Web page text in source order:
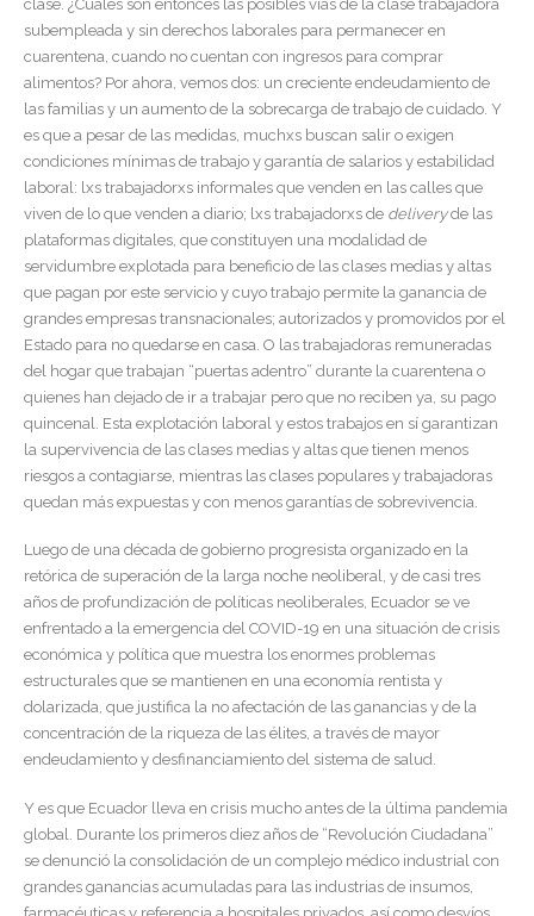
clase. ¿Cuáles son entonces las posibles vías de la clase trabajadora
subempleada y sin derechos laborales para permanecer en
cuarentena, cuando no cuentan con ingresos para comprar
alimentos? Por ahora, vemos dos: un creciente endeudamiento de
las familias y un aumento de la sobrecarga de trabajo de cuidado. Y
es que a pesar de las medidas, muchxs buscan salir o exigen
condiciones mínimas de trabajo y garantía de salarios y estabilidad
laboral: lxs trabajadorxs informales que venden en las calles que
viven de lo que venden a diario; lxs trabajadorxs de deliveryde las
plataformas digitales, que constituyen una modalidad de
servidumbre explotada para beneficio de las clases medias y altas
que pagan por este servicio y cuyo trabajo permite la ganancia de
grandes empresas transnacionales; autorizados y promovidos por el
Estado para no quedarse en casa. O las trabajadoras remuneradas
del hogar que trabajan “puertas adentro” durante la cuarentena o
quienes han dejado de ir a trabajar pero que no reciben ya, su pago
quincenal. Esta explotación laboral y estos trabajos en sí garantizan
la supervivencia de las clases medias y altas que tienen menos
riesgos a contagiarse, mientras las clases populares y trabajadoras
quedan más expuestas y con menos garantías de sobrevivencia.
Luego de una década de gobierno progresista organizado en la
retórica de superación de la larga noche neoliberal, y de casi tres
años de profundización de políticas neoliberales, Ecuador se ve
enfrentado a la emergencia del COVID-19 en una situación de crisis
económica y política que muestra los enormes problemas
estructurales que se mantienen en una economía rentista y
dolarizada, que justifica la no afectación de las ganancias y de la
concentración de la riqueza de las élites, a través de mayor
endeudamiento y desfinanciamiento del sistema de salud.
Y es que Ecuador lleva en crisis mucho antes de la última pandemia
global. Durante los primeros diez años de “Revolución Ciudadana”
se denunció la consolidación de un complejo médico industrial con
grandes ganancias acumuladas para las industrias de insumos,